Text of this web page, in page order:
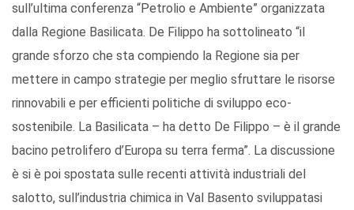
sull’ultima conferenza “Petrolio e Ambiente” organizzata
dalla Regione Basilicata. De Filippo ha sottolineato “il
grande sforzo che sta compiendo la Regione sia per
mettere in campo strategie per meglio sfruttare le risorse
rinnovabili e per efficienti politiche di sviluppo eco-
sostenibile. La Basilicata – ha detto De Filippo – è il grande
bacino petrolifero d’Europa su terra ferma”. La discussione
è si è poi spostata sulle recenti attività industriali del
salotto, sull’industria chimica in Val Basento sviluppatasi